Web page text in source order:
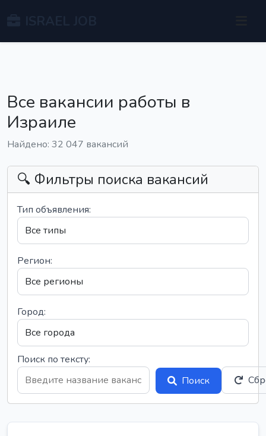
Все вакансии работы в
Израиле
Найдено: 32 047 вакансий
🔍 Фильтры поиска вакансий
Тип объявления:
Регион:
Город:
Поиск по тексту:
Поиск